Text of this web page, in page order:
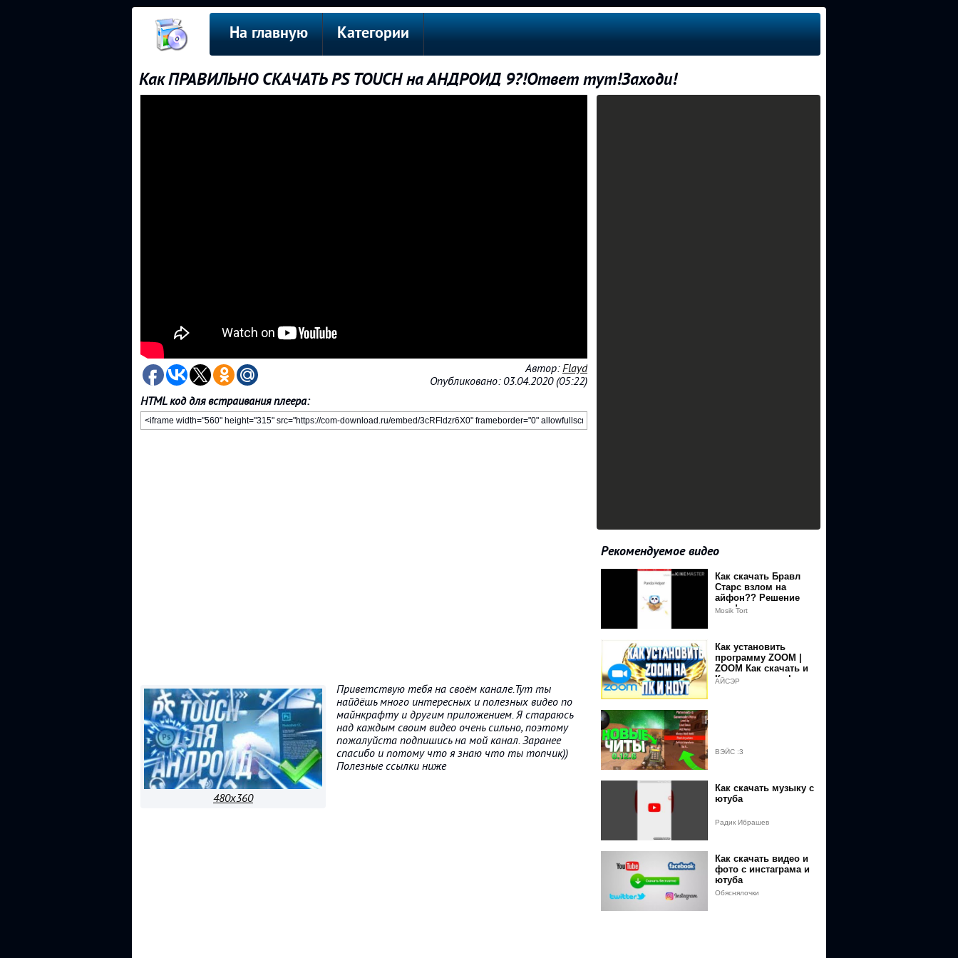
На главную Категории
Как ПРАВИЛЬНО СКАЧАТЬ PS TOUCH на АНДРОИД 9?!Ответ тут!Заходи!
Автор:Flayd
Опубликовано: 03.04.2020 (05:22)
HTML код для встраивания плеера:
480x360
Приветствую тебя на своём канале.Тут ты
найдёшь много интересных и полезных видео по
майнкрафту и другим приложением. Я стараюсь
над каждым своим видео очень сильно, поэтому
пожалуйста подпишись на мой канал. Заранее
спасибо и потому что я знаю что ты топчик))
Полезные ссылки ниже
Рекомендуемое видео
Как скачать Бравл
Старс взлом на
айфон?? Решение
есть!
Mosik Tort
Как установить
программу ZOOM |
ZOOM Как скачать и
Как установить |
АЙСЭР
ВЭЙС :3
Как скачать музыку с
ютуба
Радик Ибрашев
Как скачать видео и
фото с инстаграма и
ютуба
Обяснялочки